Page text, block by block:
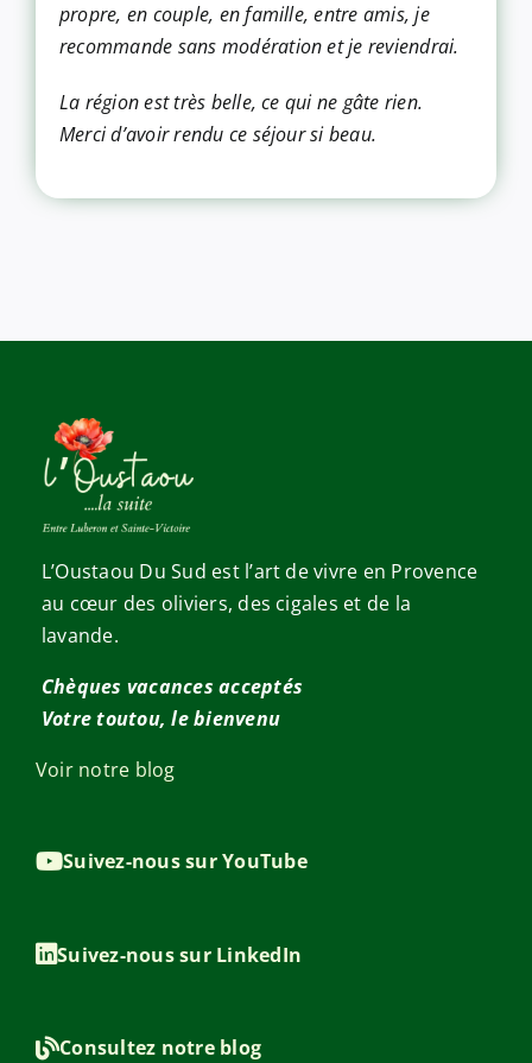
propre, en couple, en famille, entre amis, je
recommande sans modération et je reviendrai.
La région est très belle, ce qui ne gâte rien.
Merci d’avoir rendu ce séjour si beau.
L’Oustaou Du Sud est l’art de vivre en Provence
au cœur des oliviers, des cigales et de la
lavande.
Chèques vacances acceptés
Votre toutou, le bienvenu
Voir notre blog
Suivez-nous sur YouTube
Suivez-nous sur LinkedIn
Consultez notre blog